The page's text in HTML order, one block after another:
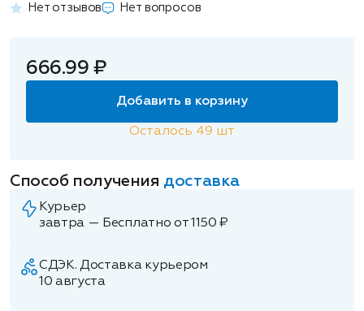
Нет отзывов Нет вопросов
666.99 ₽
Добавить в корзину
Осталось 49 шт
Способ получения доставка
Курьер
завтра — Бесплатно от 1150 ₽
СДЭК. Доставка курьером
10 августа